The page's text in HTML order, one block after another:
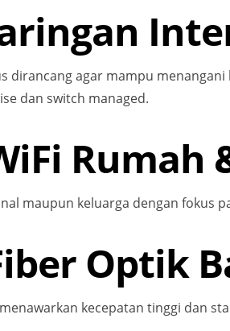
agar mampu
dan switch managed.
Rumah
maupun keluarga dengan fokus
Optik
kecepatan tinggi dan